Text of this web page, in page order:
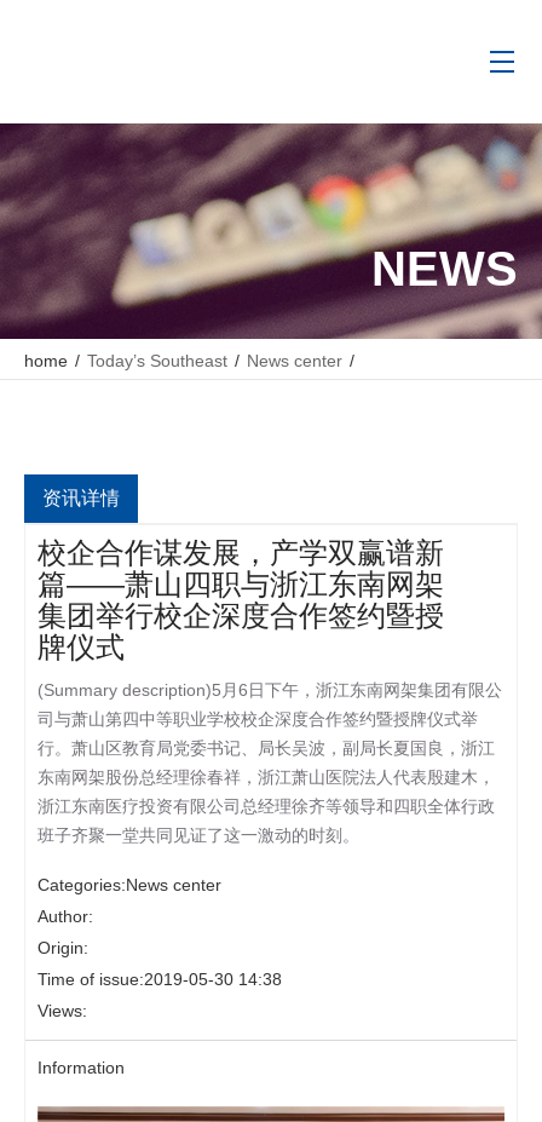
NEWS
home / Today’s Southeast / News center /
资讯详情
校企合作谋发展，产学双赢谱新
篇——萧山四职与浙江东南网架
集团举行校企深度合作签约暨授
牌仪式
(Summary description)5月6日下午，浙江东南网架集团有限公
司与萧山第四中等职业学校校企深度合作签约暨授牌仪式举
行。萧山区教育局党委书记、局长吴波，副局长夏国良，浙江
东南网架股份总经理徐春祥，浙江萧山医院法人代表殷建木，
浙江东南医疗投资有限公司总经理徐齐等领导和四职全体行政
班子齐聚一堂共同见证了这一激动的时刻。
Categories:News center
Author:
Origin:
Time of issue:2019-05-30 14:38
Views:
Information